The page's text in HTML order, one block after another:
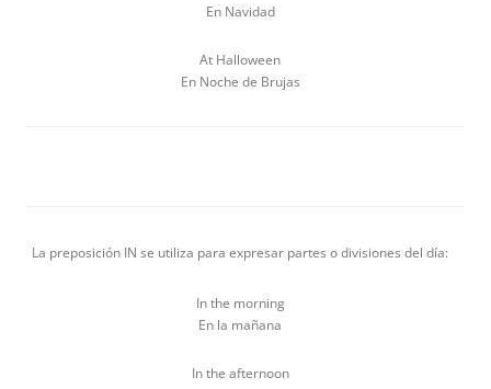
En Navidad
At Halloween
En Noche de Brujas
La preposición IN se utiliza para expresar partes o divisiones del día:
In the morning
En la mañana
In the afternoon